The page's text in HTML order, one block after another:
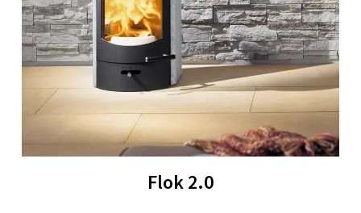
Flok 2.0